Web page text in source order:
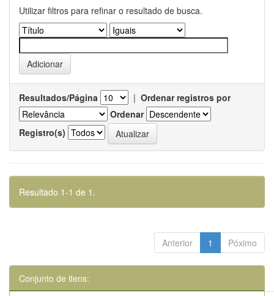
Utilizar filtros para refinar o resultado de busca.
Resultados/Página | Ordenar registros por
Ordenar
Registro(s)
Resultado 1-1 de 1.
Anterior 1 Póximo
Conjunto de itens: